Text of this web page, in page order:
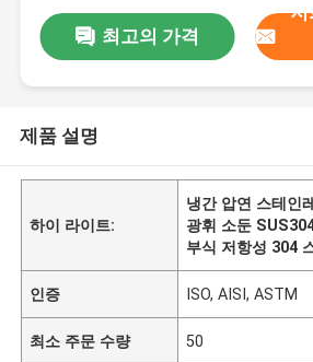
최고의 가격
저
제품 설명
하이 라이트:
냉간 압연 스테인
광휘 소둔
부식 저항성 304
인증 ISO, AISI, ASTM
최소 주문 수량 50